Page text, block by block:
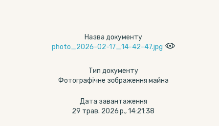
Назва документу
photo_2026-02-17_14-42-47.jpg
Тип документу
Фотографічне зображення майна
Дата завантаження
29 трав. 2026 р., 14:21:38